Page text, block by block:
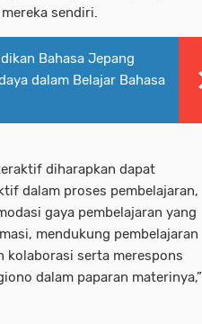
sendiri.
Bahasa Jepang
dalam Belajar Bahasa
diharapkan dapat
dalam proses pembelajaran,
gaya pembelajaran yang
mendukung pembelajaran
kolaborasi serta merespons
dalam paparan materinya,”